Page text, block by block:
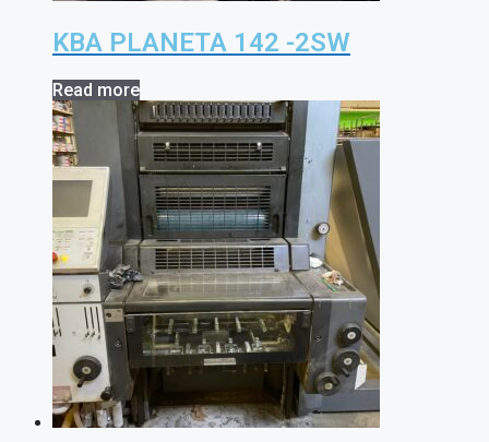
KBA PLANETA 142 -2SW
Read more